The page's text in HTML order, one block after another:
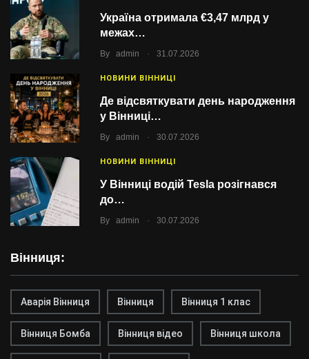
Україна отримала €3,47 млрд у
межах…
By admin . 31.07.2026
НОВИНИ ВІННИЦІ
Де відсвяткувати день народження
у Вінниці…
By admin . 30.07.2026
НОВИНИ ВІННИЦІ
У Вінниці водій Tesla розігнався
до…
By admin . 30.07.2026
Вінниця:
Аварія Вінниця Вінниця Вінниця 1 клас
Вінниця Бомба Вінниця відео Вінниця школа